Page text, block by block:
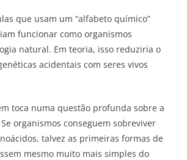
que usam um “alfabeto químico”
funcionar como organismos
natural. Em teoria, isso reduziria o
acidentais com seres vivos
toca numa questão profunda sobre a
organismos conseguem sobreviver
talvez as primeiras formas de
mesmo muito mais simples do